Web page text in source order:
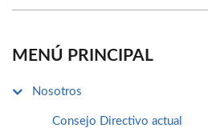
MENÚ PRINCIPAL
Nosotros
Consejo Directivo actual